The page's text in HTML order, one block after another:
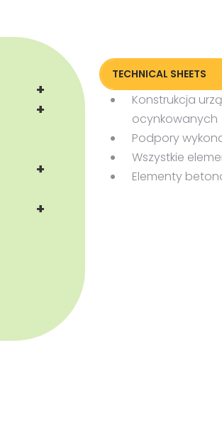
+
+
+
+
TECHNICAL SHEETS
Technical sheet
Konstrukcja
ocynkowanych
Podpory
Wszystkie
Elementy